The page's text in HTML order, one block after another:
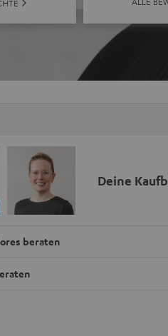
Deine
beraten